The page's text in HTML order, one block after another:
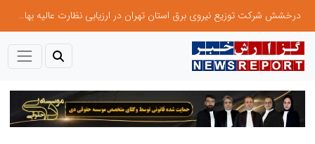
درخشش شرکت توزیع نیروی برق استان تهران در ارزیابی نظارت عالیه بهام توانیر